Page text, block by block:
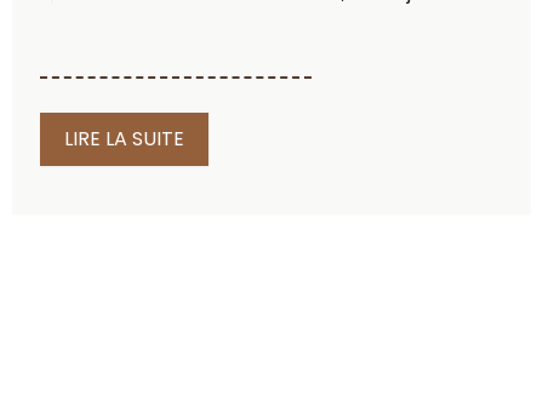
Jour 2 : Cap vers la Zambie et le South
Luangwa
LIRE LA SUITE